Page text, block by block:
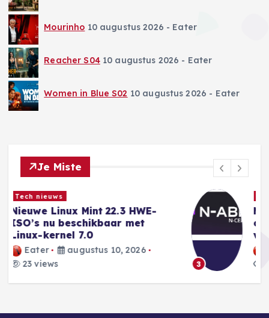
Mourinho 10 augustus 2026 - Eater
Reacher S04 10 augustus 2026 - Eater
Women in Blue S02 10 augustus 2026 - Eater
Je Miste
3
Microsoft vermoedt dat
criminelen ransomware
verspreiden via N-Central-lek
Eater
augustus 10, 2026